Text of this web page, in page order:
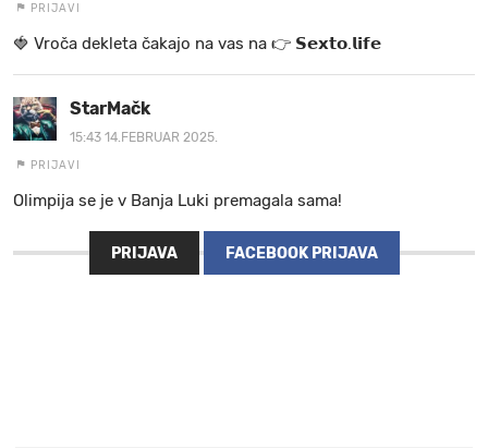
PRIJAVI
🍓 V r o č a d e k l e t a ča k a jo na va s n a 👉 𝗦𝗲𝘅𝘁𝗼.𝗹𝗶𝗳𝗲
StarMačk
15:43 14.FEBRUAR 2025.
PRIJAVI
Olimpija se je v Banja Luki premagala sama!
PRIJAVA FACEBOOK PRIJAVA